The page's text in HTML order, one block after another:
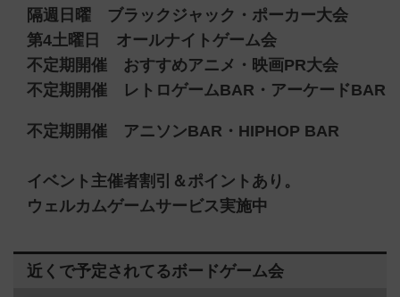
隔週日曜 ブラックジャック・ポーカー大会
第4土曜日 オールナイトゲーム会
不定期開催 おすすめアニメ・映画PR大会
不定期開催 レトロゲームBAR・アーケードBAR
不定期開催 アニソンBAR・HIPHOP BAR
イベント主催者割引＆ポイントあり。
ウェルカムゲームサービス実施中
近くで予定されてるボードゲーム会